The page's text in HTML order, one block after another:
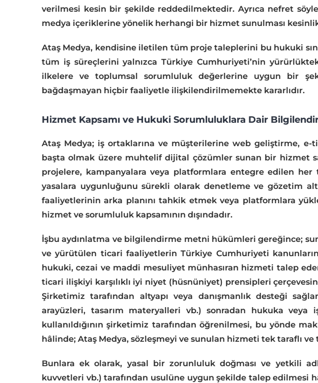
verilmesi kesin bir şekilde reddedilmektedir. Ayrıca nefret
medya içeriklerine yönelik herhangi bir hizmet sunulması
Ataş Medya, kendisine iletilen tüm proje taleplerini bu hukuki
tüm iş süreçlerini yalnızca Türkiye Cumhuriyeti’nin
ilkelere ve toplumsal sorumluluk değerlerine uygun bir
bağdaşmayan hiçbir faaliyetle ilişkilendirilmemekte kararlıdır.
Hizmet Kapsamı ve Hukuki Sorumluluklara Dair
Ataş Medya; iş ortaklarına ve müşterilerine web geliştirme,
başta olmak üzere muhtelif dijital çözümler sunan bir hizmet
projelere, kampanyalara veya platformlara entegre edilen
yasalara uygunluğunu sürekli olarak denetleme ve gözetim
faaliyetlerinin arka planını tahkik etmek veya platformlara
hizmet ve sorumluluk kapsamının dışındadır.
İşbu aydınlatma ve bilgilendirme metni hükümleri gereğince;
ve yürütülen ticari faaliyetlerin Türkiye Cumhuriyeti
hukuki, cezai ve maddi mesuliyet münhasıran hizmeti talep
ticari ilişkiyi karşılıklı iyi niyet (hüsnüniyet) prensipleri
Şirketimiz tarafından altyapı veya danışmanlık desteği
arayüzleri, tasarım materyalleri vb.) sonradan hukuka
kullanıldığının şirketimiz tarafından öğrenilmesi, bu yönde
hâlinde; Ataş Medya, sözleşmeyi ve sunulan hizmeti tek taraflı
Bunlara ek olarak, yasal bir zorunluluk doğması ve yetkili
kuvvetleri vb.) tarafından usulüne uygun şekilde talep